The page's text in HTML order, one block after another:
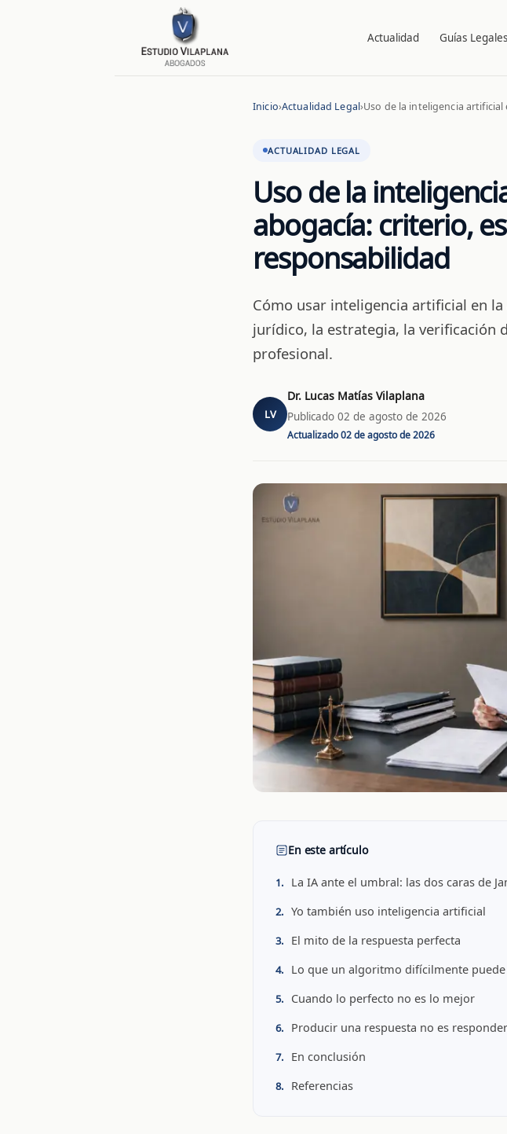
Actualidad Guías Legales
Inicio›Actualidad Legal›Uso de la inteligencia
ACTUALIDAD LEGAL
Uso de la
abogacía: criterio,
responsabilidad
Cómo usar inteligencia artificial en
jurídico, la estrategia, la verificación
profesional.
LV
Dr. Lucas Matías Vilaplana
Publicado 02 de agosto de 2026
Actualizado02 de agosto de 2026
En este artículo
La IA ante el umbral: las dos caras de
Yo también uso inteligencia artificial
El mito de la respuesta perfecta
Lo que un algoritmo difícilmente
Cuando lo perfecto no es lo mejor
Producir una respuesta no es
En conclusión
Referencias